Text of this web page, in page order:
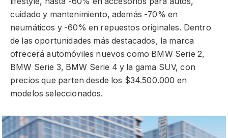
cuidado y mantenimiento, además -70% en
neumáticos y -60% en repuestos originales. Dentro
de las oportunidades más destacados, la marca
ofrecerá automóviles nuevos como BMW Serie 2,
BMW Serie 3, BMW Serie 4 y la gama SUV, con
precios que parten desde los $34.500.000 en
modelos seleccionados.